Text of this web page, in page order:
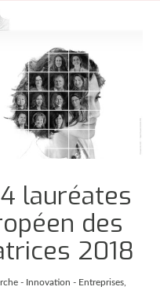
lauréates
des
2018
- Innovation - Entreprises